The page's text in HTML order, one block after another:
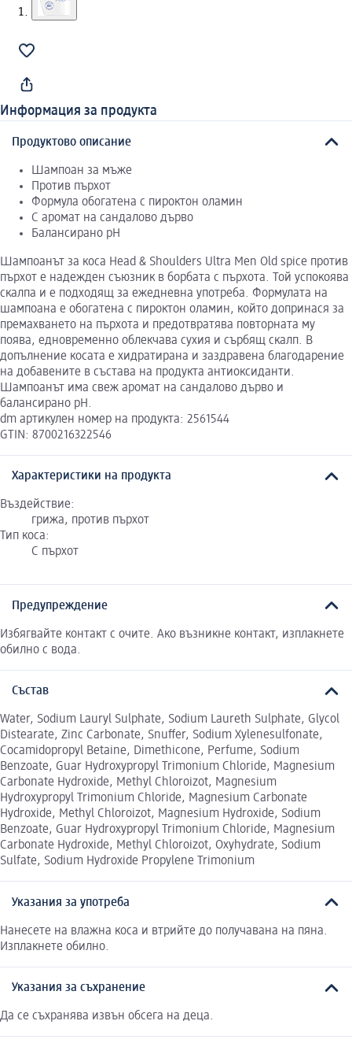
Информация за продукта
Продуктово описание
Шампоан за мъже
Против пърхот
Формула обогатена с пироктон оламин
С аромат на сандалово дърво
Балансирано pH
Шампоанът за коса Head & Shoulders Ultra Men Old spice против
пърхот е надежден съюзник в борбата с пърхота. Той успокоява
скалпа и е подходящ за ежедневна употреба. Формулата на
шампоана е обогатена с пироктон оламин, който допринася за
премахването на пърхота и предотвратява повторната му
поява, едновременно облекчава сухия и сърбящ скалп. В
допълнение косата е хидратирана и заздравена благодарение
на добавените в състава на продукта антиоксиданти.
Шампоанът има свеж аромат на сандалово дърво и
балансирано pH.
dm артикулен номер на продукта: 2561544
GTIN: 8700216322546
Характеристики на продукта
Въздействие:
грижа, против пърхот
Тип коса:
С пърхот
Предупреждение
Избягвайте контакт с очите. Ако възникне контакт, изплакнете
обилно с вода.
Състав
Water, Sodium Lauryl Sulphate, Sodium Laureth Sulphate, Glycol
Distearate, Zinc Carbonate, Snuffer, Sodium Xylenesulfonate,
Cocamidopropyl Betaine, Dimethicone, Perfume, Sodium
Benzoate, Guar Hydroxypropyl Trimonium Chloride, Magnesium
Carbonate Hydroxide, Methyl Chloroizot, Magnesium
Hydroxypropyl Trimonium Chloride, Magnesium Carbonate
Hydroxide, Methyl Chloroizot, Magnesium Hydroxide, Sodium
Benzoate, Guar Hydroxypropyl Trimonium Chloride, Magnesium
Carbonate Hydroxide, Methyl Chloroizot, Oxyhydrate, Sodium
Sulfate, Sodium Hydroxide Propylene Trimonium
Указания за употреба
Нанесете на влажна коса и втрийте до получавана на пяна.
Изплакнете обилно.
Указания за съхранение
Да се съхранява извън обсега на деца.